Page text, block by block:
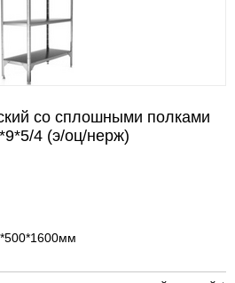
со сплошными полками
4 (э/оц/нерж)